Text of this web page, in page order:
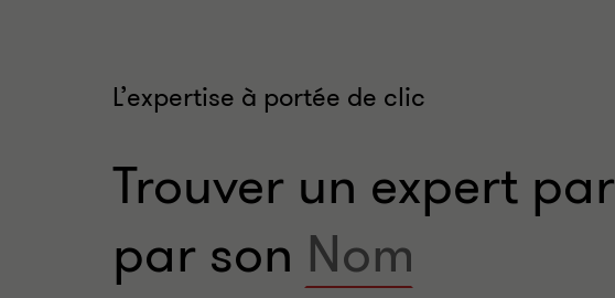
L’expertise à portée de clic
Trouver un expert par
par son
Name